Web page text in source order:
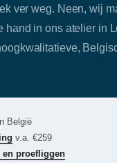
ver weg. Neen, wij
hand in ons atelier in
België
v.a. €259
en proefliggen